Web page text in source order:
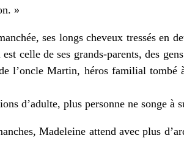
»
ses longs cheveux tressés en
celle de ses grands-parents, des
l’oncle Martin, héros familial
d’adulte, plus personne ne songe à
Madeleine attend avec plus